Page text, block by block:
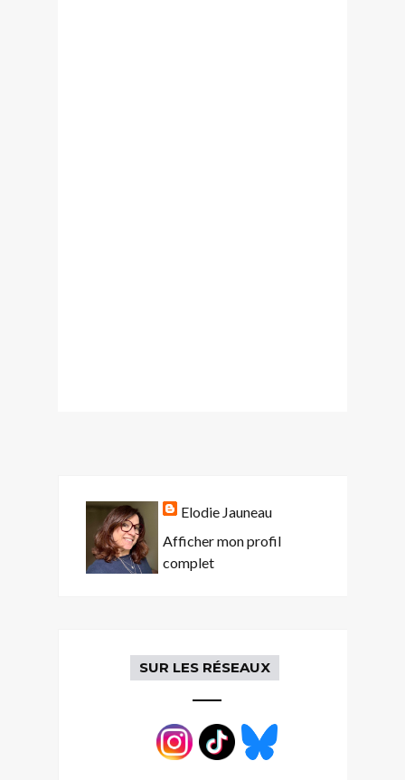
Elodie Jauneau
Afficher mon profil
complet
SUR LES RÉSEAUX